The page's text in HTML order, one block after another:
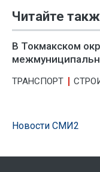
Читайте
В Токмакском
ТРАНСПОРТ
Новости СМИ2